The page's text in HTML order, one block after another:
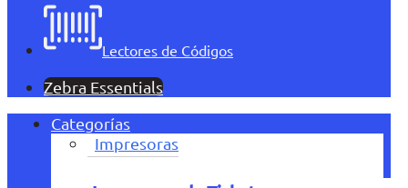
Lectores de Códigos
Zebra Essentials
Categorías
Impresoras